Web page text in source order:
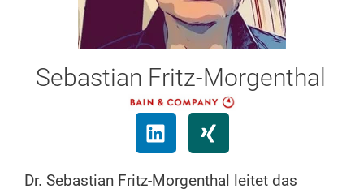
Sebastian Fritz-Morgenthal
Dr. Sebastian Fritz-Morgenthal leitet das